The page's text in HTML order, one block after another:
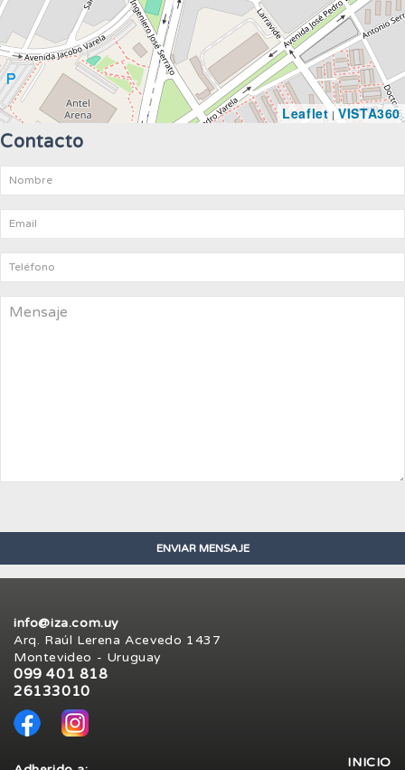
Leaflet|VISTA360
Contacto
info@iza.com.uy
Arq. Raúl Lerena Acevedo 1437
Montevideo - Uruguay
099 401 818
26133010
INICIO